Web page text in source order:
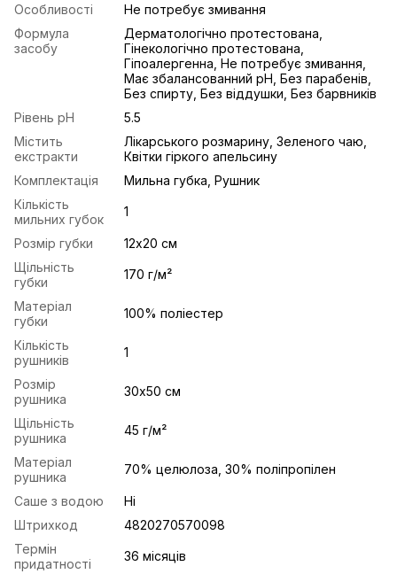
Особливості
Не потребує змивання
Формула
засобу
Дерматологічно протестована,
Гінекологічно протестована,
Гіпоалергенна, Не потребує змивання,
Має збалансованний pH, Без парабенів,
Без спирту, Без віддушки, Без барвників
Рівень рH
5.5
Містить
екстракти
Лікарського розмарину, Зеленого чаю,
Квітки гіркого апельсину
Комплектація
Мильна губка, Рушник
Кількість
мильних губок
1
Розмір губки
12х20 см
Щільність
губки
170 г/м²
Матеріал
губки
100% поліестер
Кількість
рушників
1
Розмір
рушника
30х50 см
Щільність
рушника
45 г/м²
Матеріал
рушника
70% целюлоза, 30% поліпропілен
Саше з водою
Ні
Штрихкод
4820270570098
Термін
придатності
36 місяців